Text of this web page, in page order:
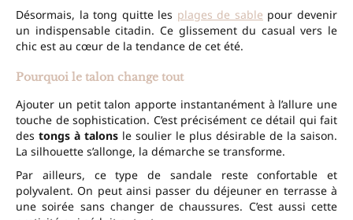
Désormais, la tong quitte les plages de sable pour devenir
un indispensable citadin. Ce glissement du casual vers le
chic est au cœur de la tendance de cet été.
Pourquoi le talon change tout
Ajouter un petit talon apporte instantanément à l’allure une
touche de sophistication. C’est précisément ce détail qui fait
des tongs à talons le soulier le plus désirable de la saison.
La silhouette s’allonge, la démarche se transforme.
Par ailleurs, ce type de sandale reste confortable et
polyvalent. On peut ainsi passer du déjeuner en terrasse à
une soirée sans changer de chaussures. C’est aussi cette